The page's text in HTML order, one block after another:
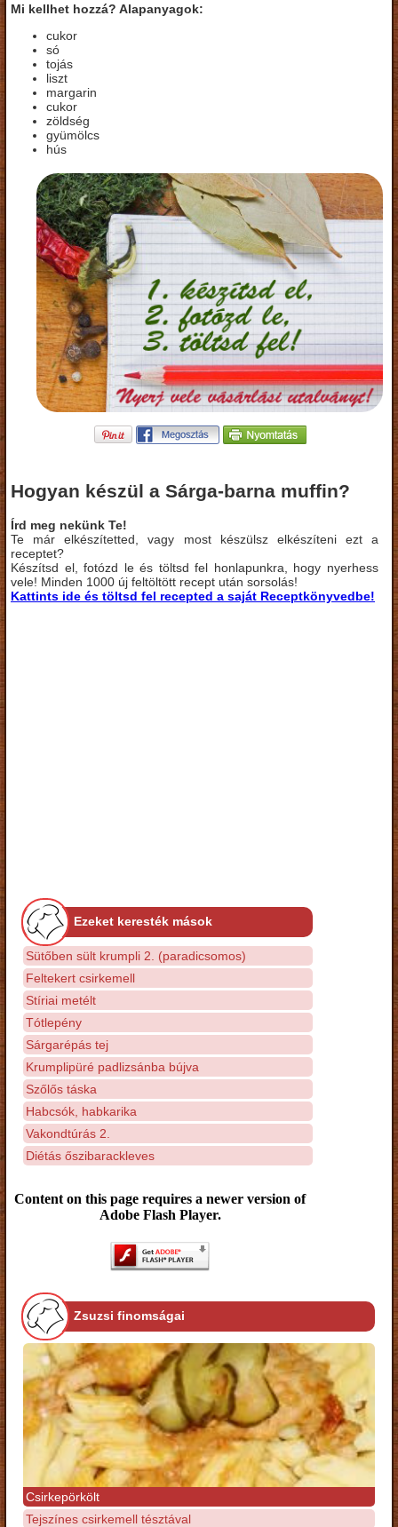
Mi kellhet hozzá? Alapanyagok:
cukor
só
tojás
liszt
margarin
cukor
zöldség
gyümölcs
hús
Hogyan készül a Sárga-barna muffin?
Írd meg nekünk Te!
Te már elkészítetted, vagy most készülsz elkészíteni ezt a
receptet?
Készítsd el, fotózd le és töltsd fel honlapunkra, hogy nyerhess
vele! Minden 1000 új feltöltött recept után sorsolás!
Kattints ide és töltsd fel recepted a saját Receptkönyvedbe!
Ezeket keresték mások
Sütőben sült krumpli 2. (paradicsomos)
Feltekert csirkemell
Stíriai metélt
Tótlepény
Sárgarépás tej
Krumplipüré padlizsánba bújva
Szőlős táska
Habcsók, habkarika
Vakondtúrás 2.
Diétás őszibarackleves
Content on this page requires a newer version of
Adobe Flash Player.
Zsuzsi finomságai
Csirkepörkölt
Tejszínes csirkemell tésztával